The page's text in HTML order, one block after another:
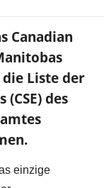
Canadian
Liste der
des
einzige